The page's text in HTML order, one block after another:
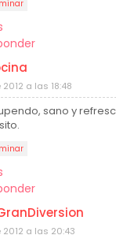
a las 18:48
sano y
a las 20:43